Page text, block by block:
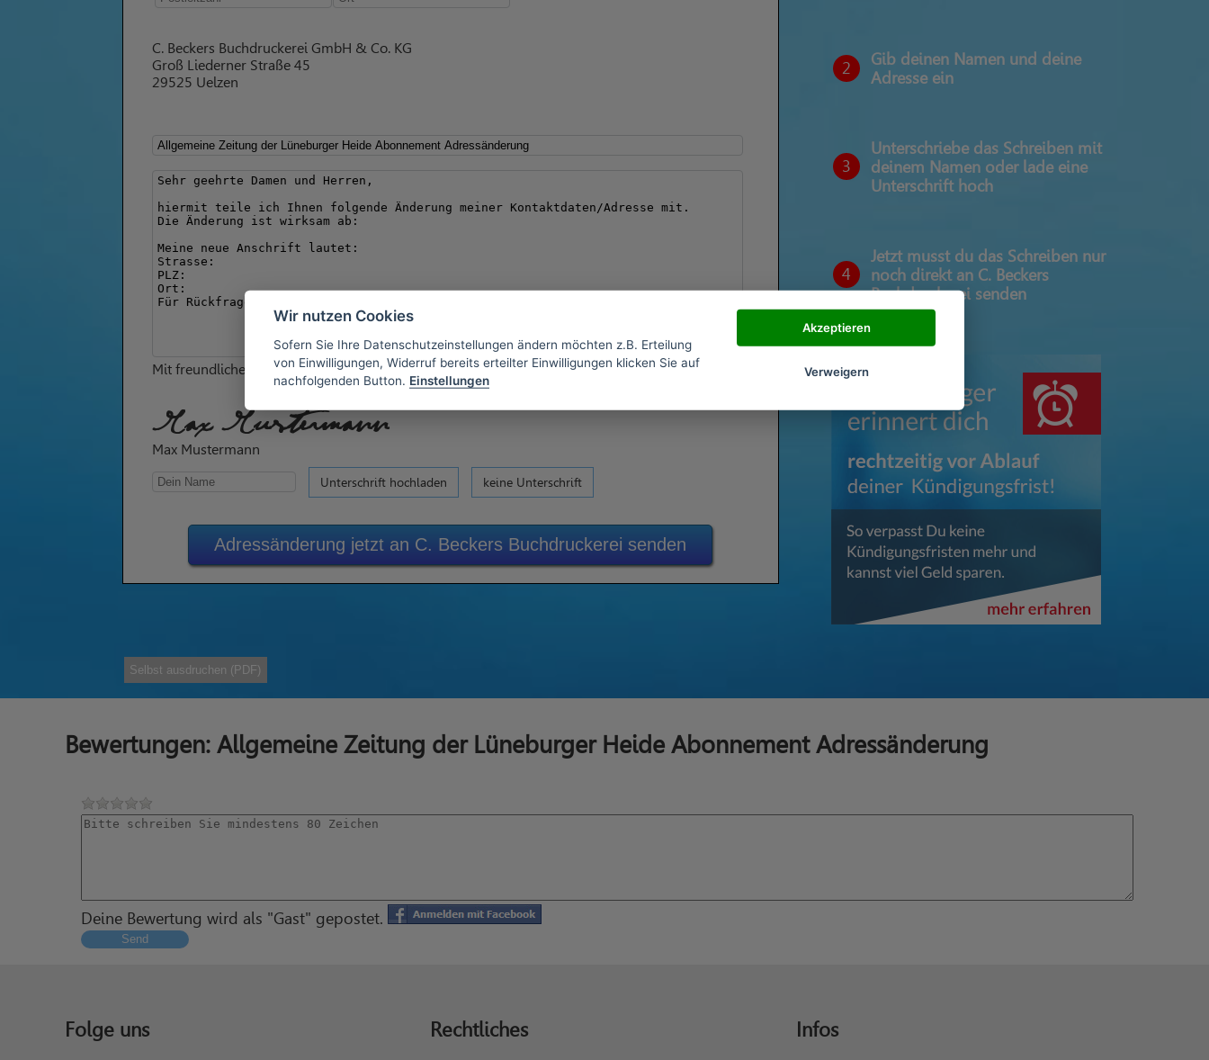
C. Beckers Buchdruckerei GmbH & Co. KG
Groß Liederner Straße 45
29525 Uelzen
Mit freundlichen Grüßen
Max Mustermann
Max Mustermann
Unterschrift hochladen keine Unterschrift
Adressänderung jetzt an C. Beckers Buchdruckerei senden
2
Gib deinen Namen und deine
Adresse ein
3
Unterschriebe das Schreiben mit
deinem Namen oder lade eine
Unterschrift hoch
4
Jetzt musst du das Schreiben nur
noch direkt an C. Beckers
Buchdruckerei senden
Selbst ausdruchen (PDF)
Bewertungen: Allgemeine Zeitung der Lüneburger Heide Abonnement Adressänderung
Deine Bewertung wird als "Gast" gepostet.
Send
Folge uns Rechtliches Infos
Wir nutzen Cookies
Sofern Sie Ihre Datenschutzeinstellungen ändern möchten z.B. Erteilung
von Einwilligungen, Widerruf bereits erteilter Einwilligungen klicken Sie auf
nachfolgenden Button. Einstellungen
Akzeptieren
Verweigern